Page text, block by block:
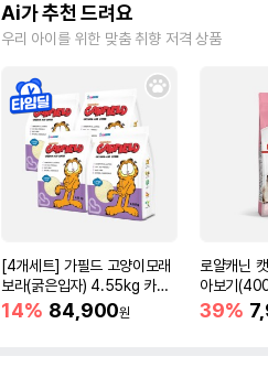
Ai가 추천 드려요
우리 아이를 위한 맞춤 취향 저격 상품
[4개세트] 가필드 고양이모래
보라(굵은입자) 4.55kg 카사
바모래
14% 84,900원
로얄캐닌
아보기
39%